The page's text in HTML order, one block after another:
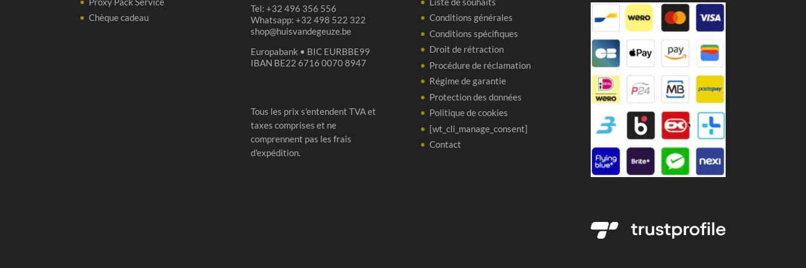
Chèque cadeau
Tel: +32 496 356 556
Whatsapp: +32 498 522 322
shop@huisvandegeuze.be
Europabank • BIC EURBBE99
IBAN BE22 6716 0070 8947
Tous les prix s'entendent TVA et
taxes comprises et ne
comprennent pas les frais
d'expédition.
Conditions générales
Conditions spécifiques
Droit de rétraction
Procédure de réclamation
Régime de garantie
Protection des données
Politique de cookies
[wt_cli_manage_consent]
Contact